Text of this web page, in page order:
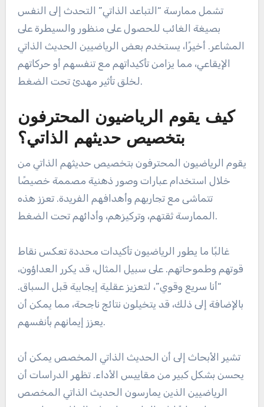
تشمل ممارسة “التباعد الذاتي” التحدث إلى النفس
بصيغة الغائب للحصول على منظور والسيطرة على
المشاعر. أخيرًا، يستخدم بعض الرياضيين الحديث الذاتي
الإيقاعي، مما يزامن تأكيداتهم مع تنفسهم أو حركاتهم
لخلق تأثير مهدئ تحت الضغط.
كيف يقوم الرياضيون المحترفون
بتخصيص حديثهم الذاتي؟
يقوم الرياضيون المحترفون بتخصيص حديثهم الذاتي من
خلال استخدام عبارات وصور ذهنية مصممة خصيصًا
تتماشى مع تجاربهم وأهدافهم الفريدة. تعزز هذه
الممارسة ثقتهم، وتركيزهم، وأدائهم تحت الضغط.
غالبًا ما يطور الرياضيون تأكيدات محددة تعكس نقاط
قوتهم وطموحاتهم. على سبيل المثال، قد يكرر العداؤون،
“أنا سريع وقوي”، لتعزيز عقلية إيجابية قبل السباق.
بالإضافة إلى ذلك، قد يتخيلون نتائج ناجحة، مما يمكن أن
يعزز إيمانهم بأنفسهم.
تشير الأبحاث إلى أن الحديث الذاتي المخصص يمكن أن
يحسن بشكل كبير من مقاييس الأداء. تظهر الدراسات أن
الرياضيين الذين يمارسون الحديث الذاتي المخصص